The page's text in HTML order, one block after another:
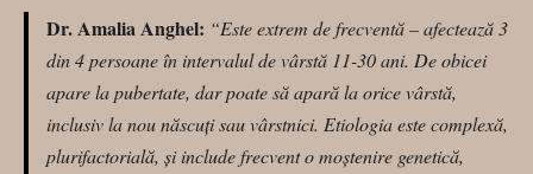
Dr. Amalia Anghel: “Este extrem de frecventă – afectează 3
din 4 persoane în intervalul de vârstă 11-30 ani. De obicei
apare la pubertate, dar poate să apară la orice vârstă,
inclusiv la nou născuți sau vârstnici. Etiologia este complexă,
plurifactorială, și include frecvent o moștenire genetică,